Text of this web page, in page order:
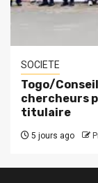
SOCIETE
Togo/
chercheurs
titulaire
5 jours ago